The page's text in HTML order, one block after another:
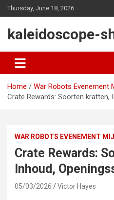
Skip
to
Thursday, June 18, 2026
kaleidoscope-
Home
War Robots Evenement
Crate Rewards: Soorten kratten,
WAR ROBOTS EVENEMENT
Crate Rewards:
Inhoud,
05/03/2026 Victor Hayes